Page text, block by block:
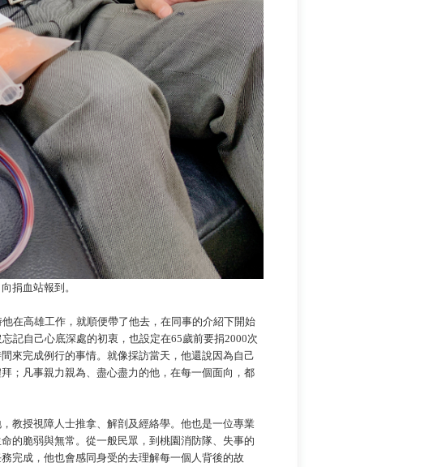
捐血站報到。
高雄工作，就順便帶了他去，在同事的介紹下開始
記自己心底深處的初衷，也設定在65歲前要捐2000次
來完成例行的事情。就像採訪當天，他還說因為自己
；凡事親力親為、盡心盡力的他，在每一個面向，都
授視障人士推拿、解剖及經絡學。他也是一位專業
的脆弱與無常。從一般民眾，到桃園消防隊、失事的
完成，他也會感同身受的去理解每一個人背後的故